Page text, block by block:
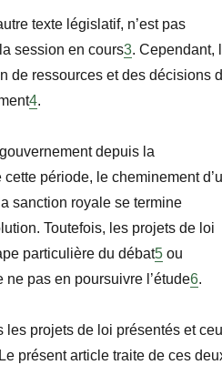
texte législatif, n’est pas
session en cours3. Cependant,
de ressources et des décisions
4.
depuis la
cette période, le cheminement
sanction royale se termine
Toutefois, les projets de loi
particulière du débat5ou
pas en poursuivre l’étude6.
projets de loi présentés et
présent article traite de ces